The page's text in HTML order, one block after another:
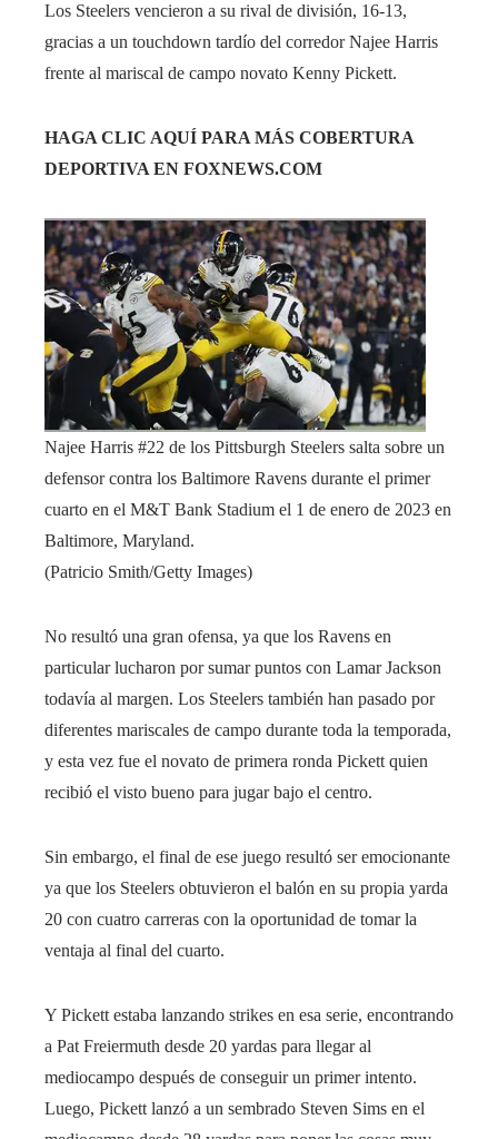
Los Steelers vencieron a su rival de división, 16-13,
gracias a un touchdown tardío del corredor Najee Harris
frente al mariscal de campo novato Kenny Pickett.
HAGA CLIC AQUÍ PARA MÁS COBERTURA
DEPORTIVA EN FOXNEWS.COM
Najee Harris #22 de los Pittsburgh Steelers salta sobre un
defensor contra los Baltimore Ravens durante el primer
cuarto en el M&T Bank Stadium el 1 de enero de 2023 en
Baltimore, Maryland.
(Patricio Smith/Getty Images)
No resultó una gran ofensa, ya que los Ravens en
particular lucharon por sumar puntos con Lamar Jackson
todavía al margen. Los Steelers también han pasado por
diferentes mariscales de campo durante toda la temporada,
y esta vez fue el novato de primera ronda Pickett quien
recibió el visto bueno para jugar bajo el centro.
Sin embargo, el final de ese juego resultó ser emocionante
ya que los Steelers obtuvieron el balón en su propia yarda
20 con cuatro carreras con la oportunidad de tomar la
ventaja al final del cuarto.
Y Pickett estaba lanzando strikes en esa serie, encontrando
a Pat Freiermuth desde 20 yardas para llegar al
mediocampo después de conseguir un primer intento.
Luego, Pickett lanzó a un sembrado Steven Sims en el